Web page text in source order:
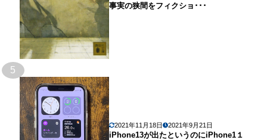
事実の狭間をフィクショ･･･
5
2021年11月18日 2021年9月21日
iPhone13が出たというのにiPhone1１